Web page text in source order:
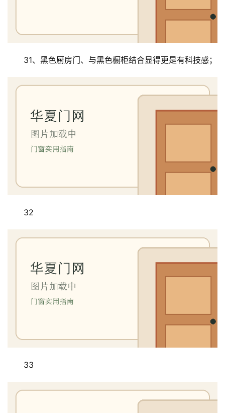
31、黑色厨房门、与黑色橱柜结合显得更是有科技感；
32
33